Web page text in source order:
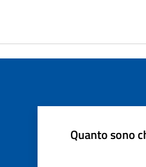
Quanto sono